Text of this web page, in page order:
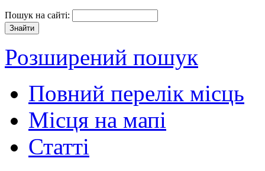
Пошук на сайті:
Розширений пошук
Повний перелік місць
Місця на мапі
Статті